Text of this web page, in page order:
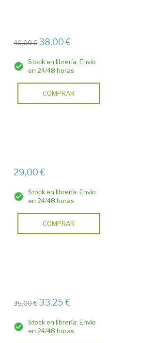
40,00 € 38,00 €
Stock en librería. Envío
en 24/48 horas
COMPRAR
29,00 €
Stock en librería. Envío
en 24/48 horas
COMPRAR
35,00 € 33,25 €
Stock en librería. Envío
en 24/48 horas